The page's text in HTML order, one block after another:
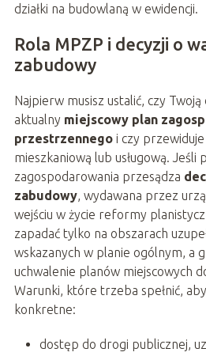
działki na budowlaną w ewidencji.
Rola MPZP i decyzji o
zabudowy
Najpierw musisz ustalić, czy Twoją
aktualny miejscowy plan
przestrzennegoi czy
mieszkaniową lub usługową. Jeśli
zagospodarowania przesądza
zabudowy, wydawana przez
wejściu w życie reformy
zapadać tylko na obszarach
wskazanych w planie ogólnym, a
uchwalenie planów miejscowych
Warunki, które trzeba spełnić,
konkretne:
dostęp do drogi publicznej,